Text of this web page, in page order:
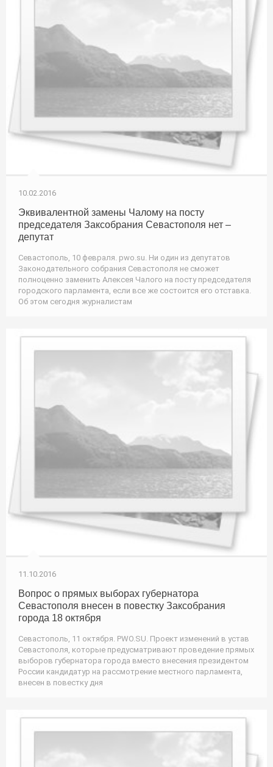
10.02.2016
Эквивалентной замены Чалому на посту
председателя Заксобрания Севастополя нет –
депутат
Севастополь, 10 февраля. pwo.su. Ни один из депутатов
Законодательного собрания Севастополя не сможет
полноценно заменить Алексея Чалого на посту председателя
городского парламента, если все же состоится его отставка.
Об этом сегодня журналистам
11.10.2016
Вопрос о прямых выборах губернатора
Севастополя внесен в повестку Заксобрания
города 18 октября
Севастополь, 11 октября. PWO.SU. Проект изменений в устав
Севастополя, которые предусматривают проведение прямых
выборов губернатора города вместо внесения президентом
России кандидатур на рассмотрение местного парламента,
внесен в повестку дня